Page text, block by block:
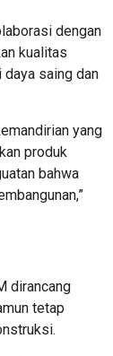
dengan
kualitas
saing dan
yang
produk
bahwa
dirancang
tetap